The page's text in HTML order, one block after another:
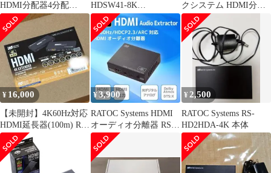
HDMI分配器4分配
VGA-HDRSP4 （サンワ
サプライ）
HDSW41-8K
8K60Hz/4K120Hz対応 4
入力1出力 HDMI切替器
RSHDSW418K
クシステム HDMI分配
器 RS-HDSP22-4K
¥ 16,000
【未開封】4K60Hz対応
HDMI延長器(100m) RS-
HDEX100-4K
¥3,900
RATOC Systems HDMI
オーディオ分離器 RS-
HD2HDA2-4K
¥ 2,500
RATOC Systems RS-
HD2HDA-4K 本体